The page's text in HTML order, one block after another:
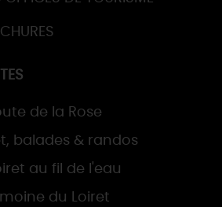
de la Rose
balades & randos
au fil de l'eau
du Loiret